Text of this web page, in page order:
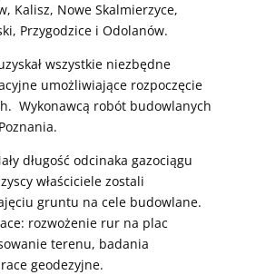
Kalisz, Nowe Skalmierzyce,
Przygodzice i Odolanów.
wszystkie niezbędne
umożliwiające rozpoczęcie
Wykonawcą robót budowlanych
długość odcinaka gazociągu
właściciele zostali
gruntu na cele budowlane.
rozwożenie rur na plac
terenu, badania
geodezyjne.